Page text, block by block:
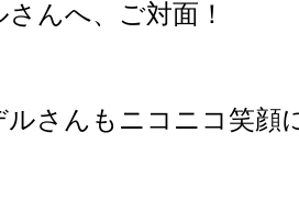
んへ、ご対面！
ルさんもニコニコ笑顔